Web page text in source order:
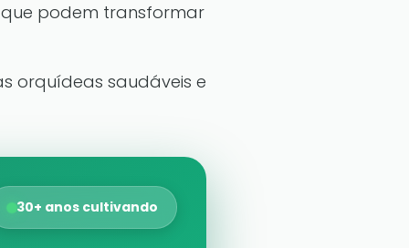
podem transformar
orquídeas saudáveis e
30+ anos cultivando